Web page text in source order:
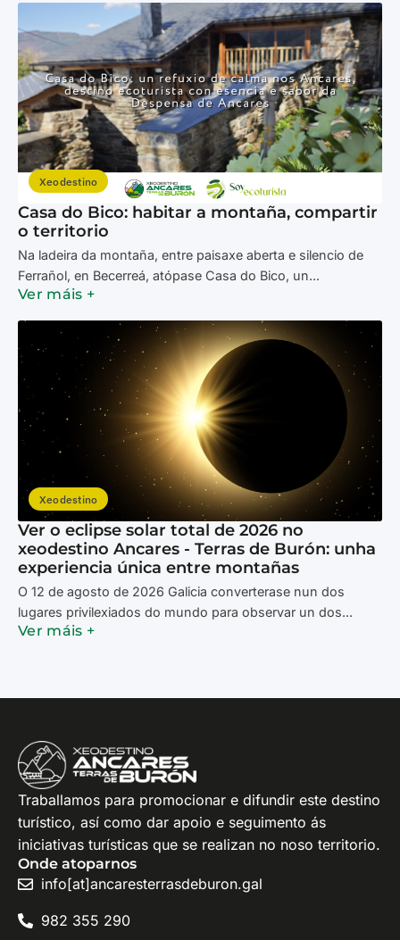
Xeodestino
Casa do Bico: habitar a montaña, compartir
o territorio
Na ladeira da montaña, entre paisaxe aberta e silencio de
Ferrañol, en Becerreá, atópase Casa do Bico, un...
Ver máis +
Xeodestino
Ver o eclipse solar total de 2026 no
xeodestino Ancares - Terras de Burón: unha
experiencia única entre montañas
O 12 de agosto de 2026 Galicia converterase nun dos
lugares privilexiados do mundo para observar un dos...
Ver máis +
Traballamos para promocionar e difundir este destino
turístico, así como dar apoio e seguimento ás
iniciativas turísticas que se realizan no noso territorio.
Onde atoparnos
info[at]ancaresterrasdeburon.gal
982 355 290